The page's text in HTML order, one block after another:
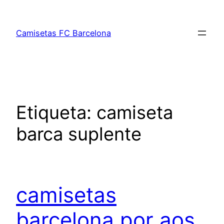
contenido
Camisetas FC Barcelona
Etiqueta: camiseta
barca suplente
camisetas